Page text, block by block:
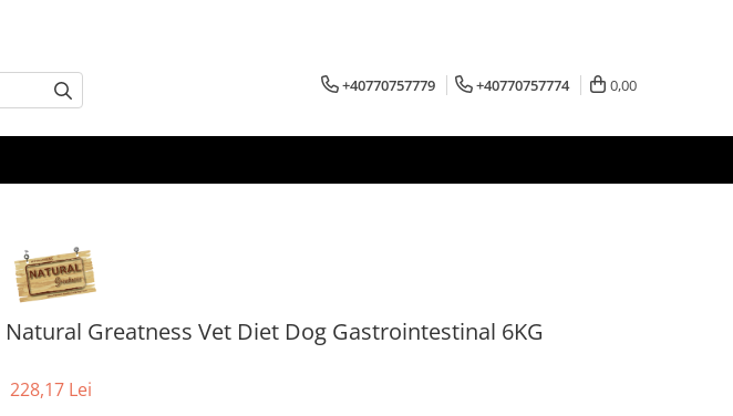
+40770757779 +40770757774 0,00
Natural Greatness Vet Diet Dog Gastrointestinal 6KG
228,17 Lei